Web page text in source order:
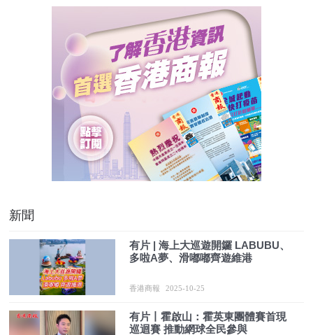
新聞
有片 | 海上大巡遊開鑼 LABUBU、
多啦A夢、滑嘟嘟齊遊維港
香港商報 2025-10-25
有片丨霍啟山：霍英東團體賽首現
巡迴賽 推動網球全民參與